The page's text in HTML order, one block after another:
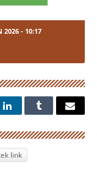
2026- 10:17
link